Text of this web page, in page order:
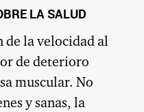
LA SALUD
de la velocidad al
de deterioro
muscular. No
y sanas, la